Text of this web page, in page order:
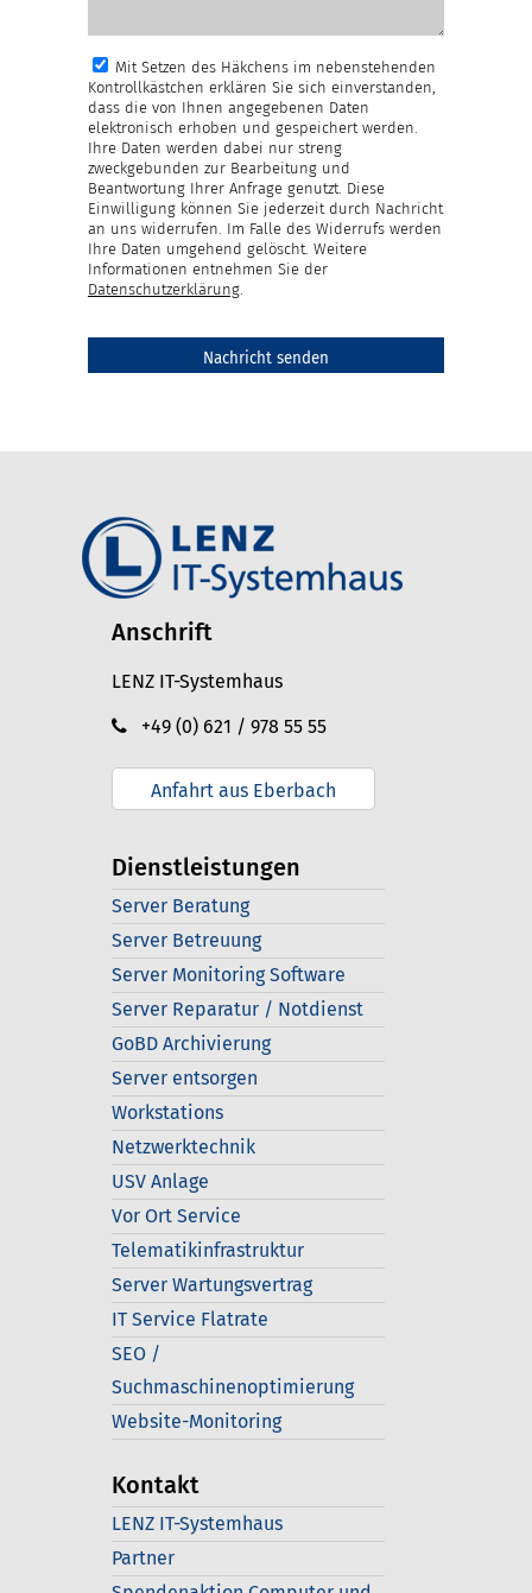
Mit Setzen des Häkchens im nebenstehenden
Kontrollkästchen erklären Sie sich einverstanden,
dass die von Ihnen angegebenen Daten
elektronisch erhoben und gespeichert werden.
Ihre Daten werden dabei nur streng
zweckgebunden zur Bearbeitung und
Beantwortung Ihrer Anfrage genutzt. Diese
Einwilligung können Sie jederzeit durch Nachricht
an uns widerrufen. Im Falle des Widerrufs werden
Ihre Daten umgehend gelöscht. Weitere
Informationen entnehmen Sie der
Datenschutzerklärung
Anschrift
LENZ IT-Systemhaus
+49 (0) 621 / 978 55 55
Anfahrt aus Eberbach
Dienstleistungen
Server Beratung
Server Betreuung
Server Monitoring Software
Server Reparatur / Notdienst
GoBD Archivierung
Server entsorgen
Workstations
Netzwerktechnik
USV Anlage
Vor Ort Service
Telematikinfrastruktur
Server Wartungsvertrag
IT Service Flatrate
SEO /
Suchmaschinenoptimierung
Website-Monitoring
Kontakt
LENZ IT-Systemhaus
Partner